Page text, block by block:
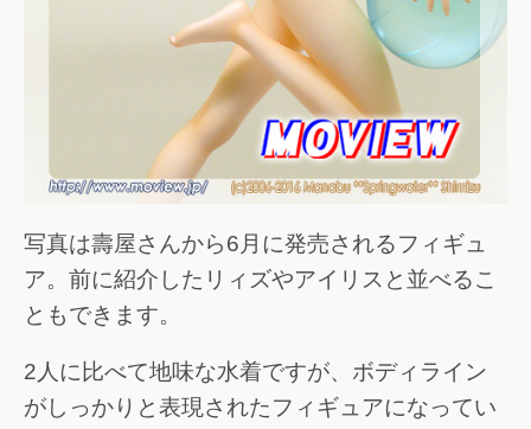
写真は壽屋さんから6月に発売されるフィギュ
ア。前に紹介したリィズやアイリスと並べるこ
ともできます。
2人に比べて地味な水着ですが、ボディライン
がしっかりと表現されたフィギュアになってい